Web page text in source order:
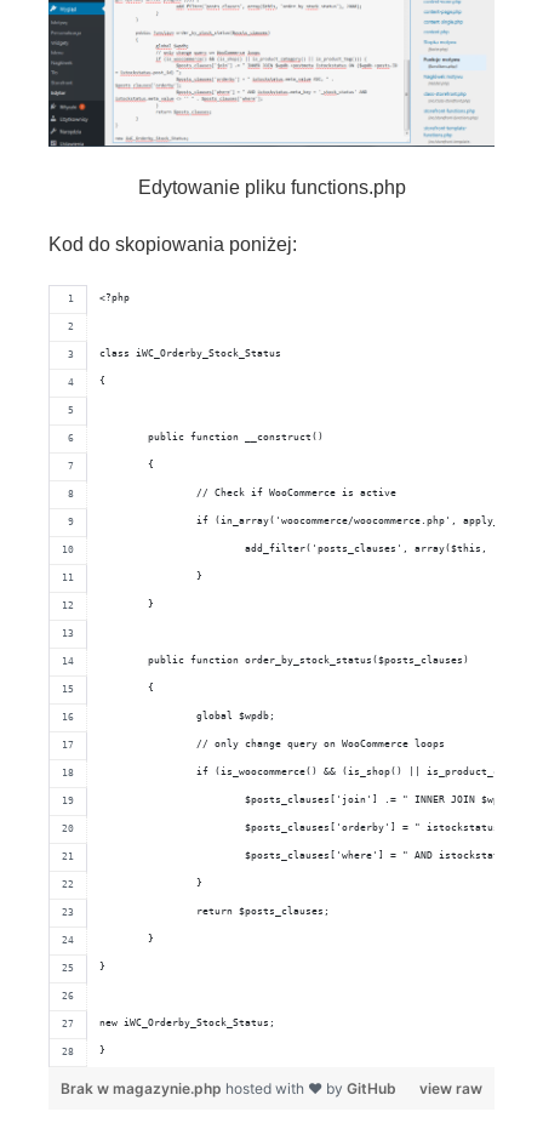
Edytowanie pliku functions.php
Kod do skopiowania poniżej:
<?php
class iWC_Orderby_Stock_Status
{
	public function __construct()
	{
		// Check if WooCommerce is active
if (in_array('woocommerce/woocommerce.php',
add_filter('posts_clauses', array($this,
		}
	}
	public function order_by_stock_status($posts_clauses)
	{
		global $wpdb;
		// only change query on WooCommerce loops
if (is_woocommerce() && (is_shop() ||
$posts_clauses['join'] .= " INNER JOIN $wpdb-
$posts_clauses['orderby'] = "
$posts_clauses['where'] = " AND
		}
		return $posts_clauses;
	}
}
new iWC_Orderby_Stock_Status;
}
view raw
Brak w magazynie.php hosted with ❤ by GitHub